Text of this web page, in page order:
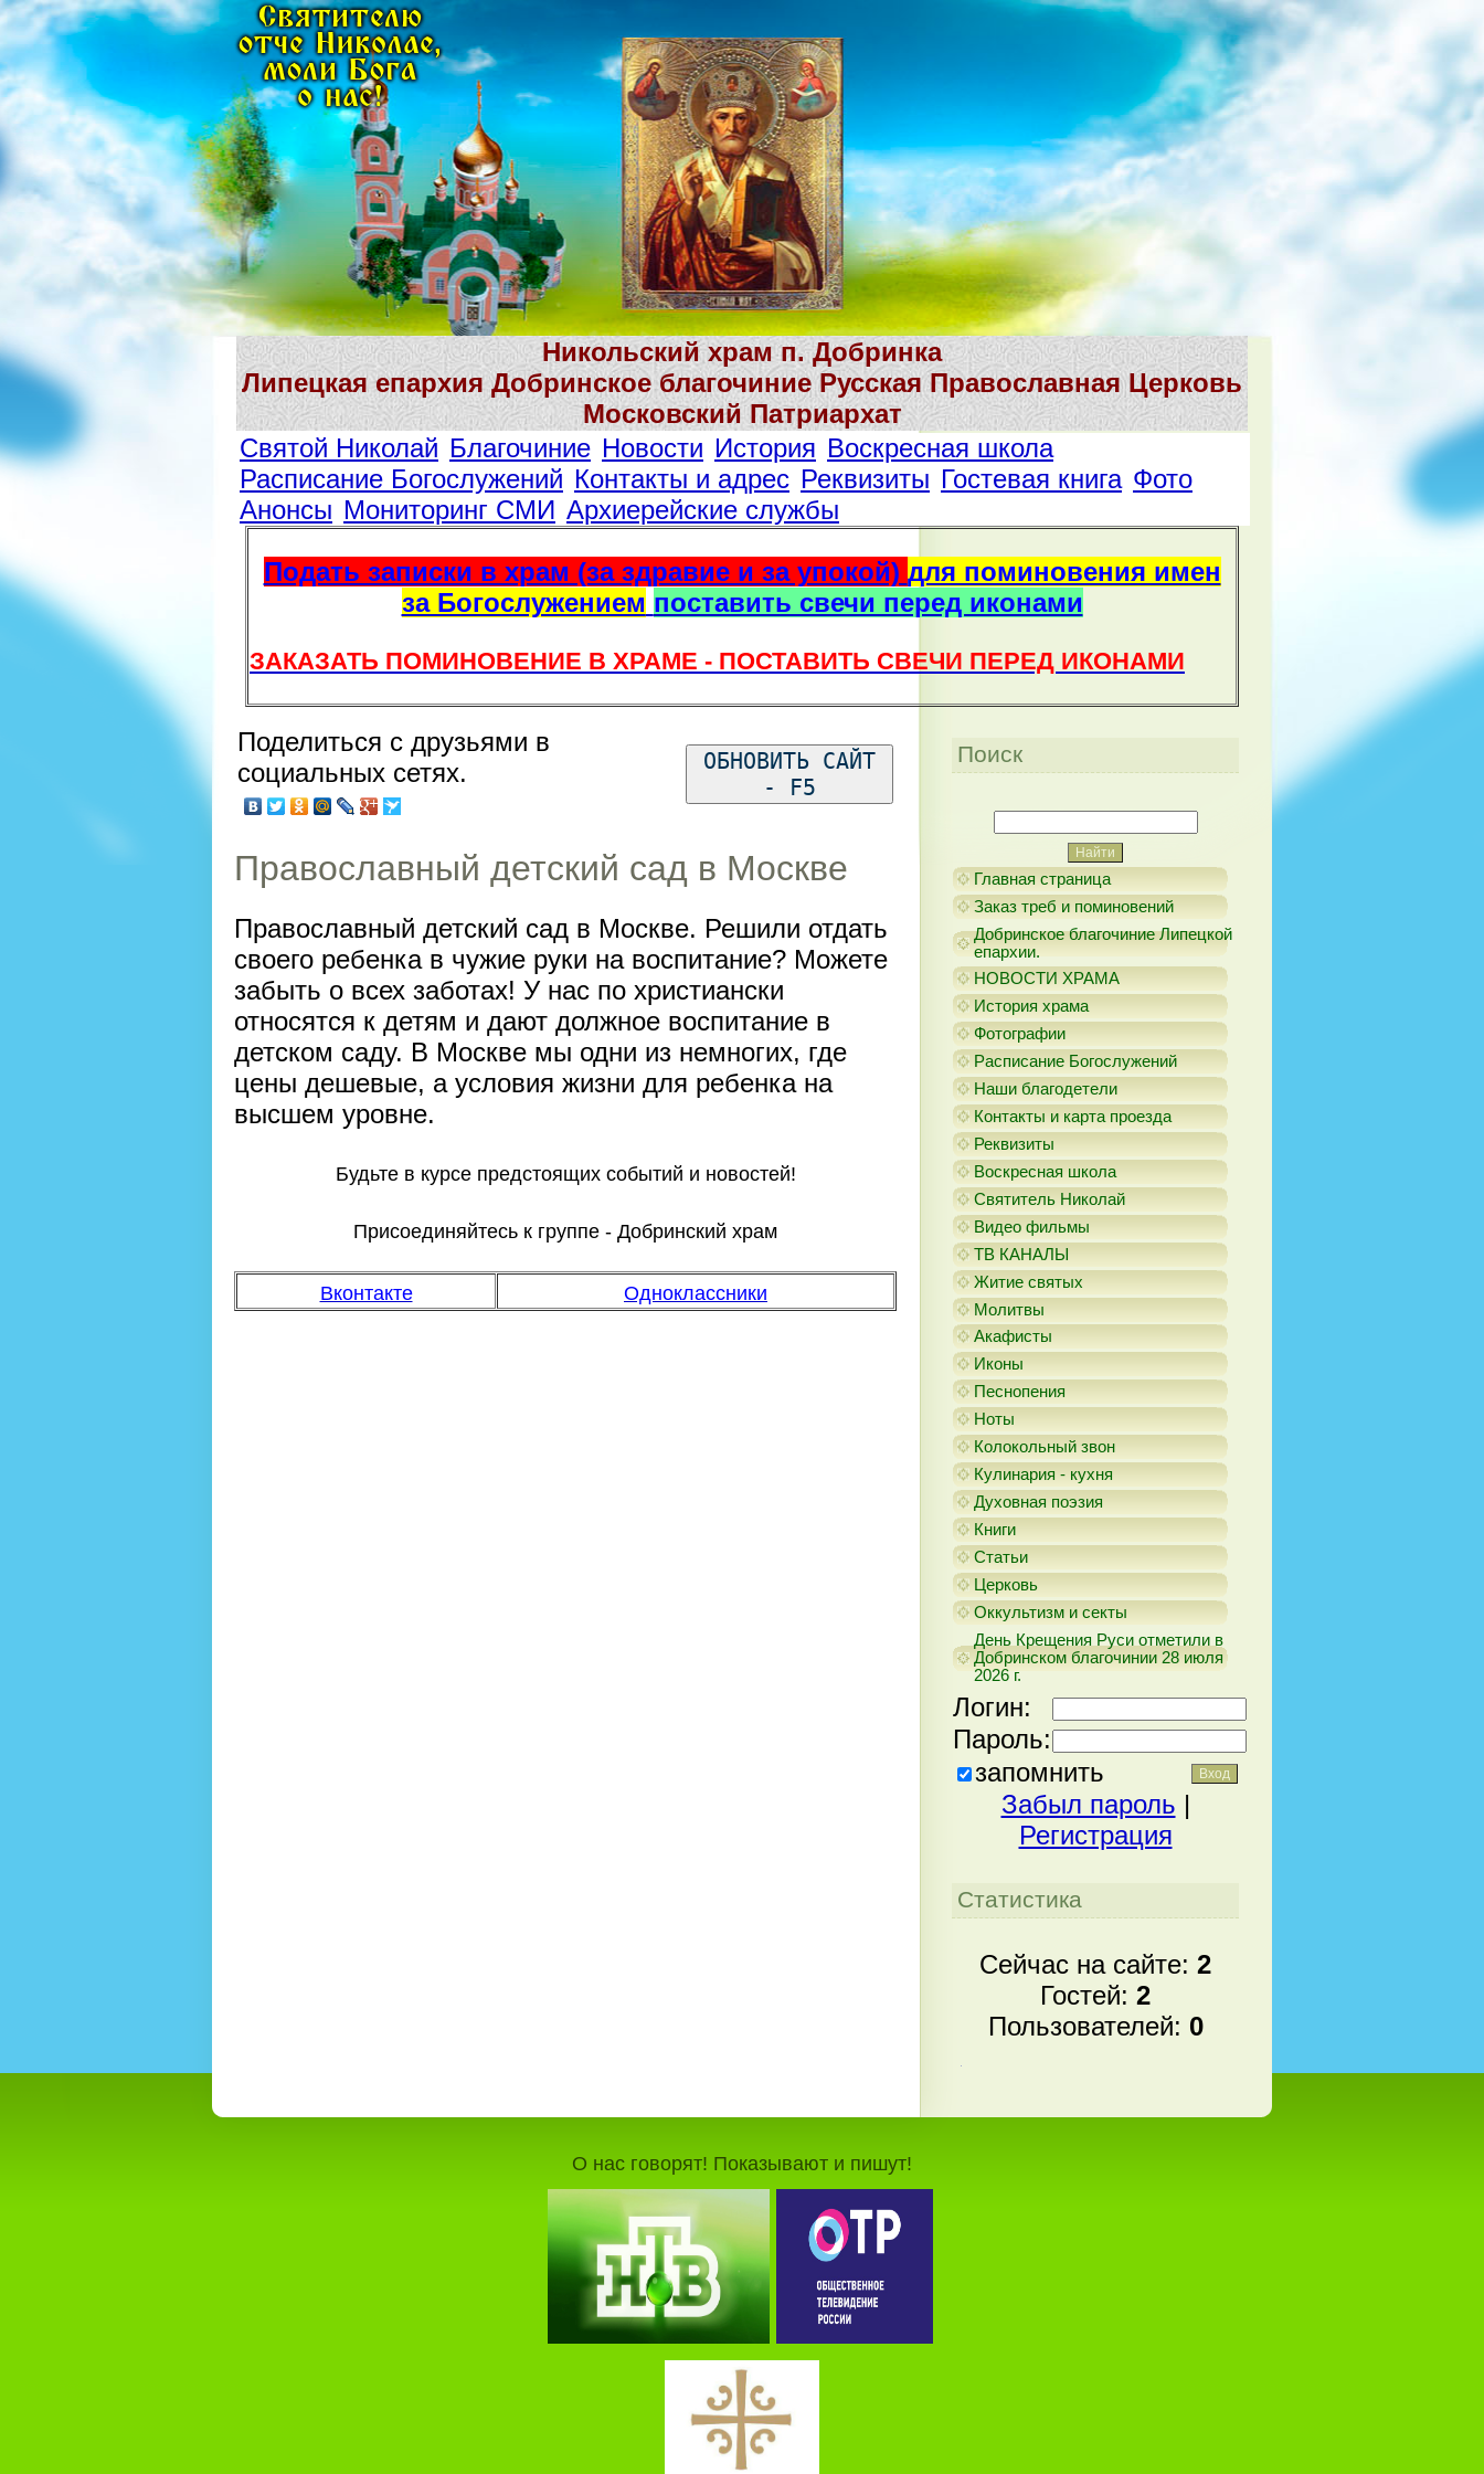
Никольский храм п. Добринка
Липецкая епархия Добринское благочиние Русская Православная Церковь
Московский Патриархат
Святой Николай Благочиние Новости История Воскресная школа
Расписание Богослужений Контакты и адрес Реквизиты Гостевая книга Фото
Анонсы Мониторинг СМИ Архиерейские службы
Подать записки в храм (за здравие и за упокой) для поминовения имен
за Богослужением поставить свечи перед иконами
ЗАКАЗАТЬ ПОМИНОВЕНИЕ В ХРАМЕ - ПОСТАВИТЬ СВЕЧИ ПЕРЕД ИКОНАМИ
Поделиться с друзьями в
социальных сетях.
ОБНОВИТЬ САЙТ
- F5
Православный детский сад в Москве
Православный детский сад в Москве. Решили отдать
своего ребенка в чужие руки на воспитание? Можете
забыть о всех заботах! У нас по христиански
относятся к детям и дают должное воспитание в
детском саду. В Москве мы одни из немногих, где
цены дешевые, а условия жизни для ребенка на
высшем уровне.
Будьте в курсе предстоящих событий и новостей!
Присоединяйтесь к группе - Добринский храм
Вконтакте Одноклассники
Поиск
Главная страница
Заказ треб и поминовений
Добринское благочиние Липецкой
епархии.
НОВОСТИ ХРАМА
История храма
Фотографии
Расписание Богослужений
Наши благодетели
Контакты и карта проезда
Реквизиты
Воскресная школа
Святитель Николай
Видео фильмы
ТВ КАНАЛЫ
Житие святых
Молитвы
Акафисты
Иконы
Песнопения
Ноты
Колокольный звон
Кулинария - кухня
Духовная поэзия
Книги
Статьи
Церковь
Оккультизм и секты
День Крещения Руси отметили в
Добринском благочинии 28 июля
2026 г.
Логин:
Пароль:
запомнить
Забыл пароль |
Регистрация
Статистика
Сейчас на сайте: 2
Гостей: 2
Пользователей: 0
О нас говорят! Показывают и пишут!